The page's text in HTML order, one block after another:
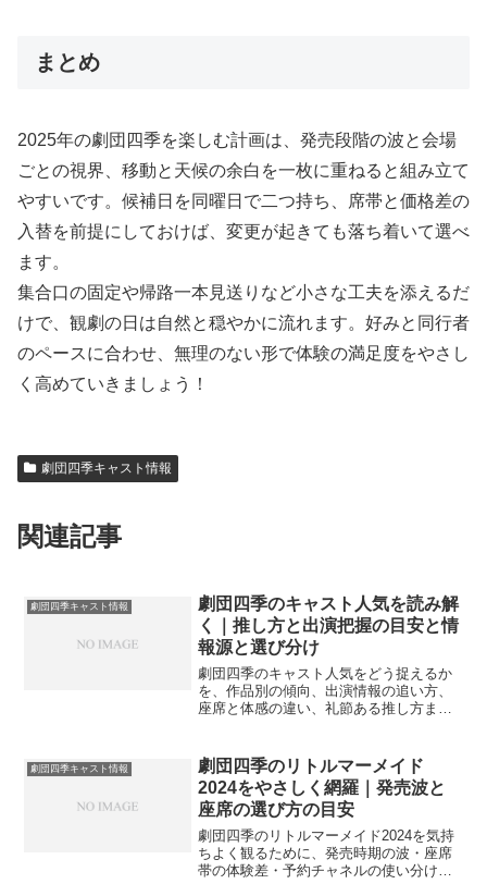
まとめ
2025年の劇団四季を楽しむ計画は、発売段階の波と会場
ごとの視界、移動と天候の余白を一枚に重ねると組み立て
やすいです。候補日を同曜日で二つ持ち、席帯と価格差の
入替を前提にしておけば、変更が起きても落ち着いて選べ
ます。
集合口の固定や帰路一本見送りなど小さな工夫を添えるだ
けで、観劇の日は自然と穏やかに流れます。好みと同行者
のペースに合わせ、無理のない形で体験の満足度をやさし
く高めていきましょう！
劇団四季キャスト情報
関連記事
劇団四季キャスト情報
劇団四季のキャスト人気を読み解
く｜推し方と出演把握の目安と情
報源と選び分け
劇団四季のキャスト人気をどう捉えるか
を、作品別の傾向、出演情報の追い方、
座席と体感の違い、礼節ある推し方まで
劇団四季キャスト情報
劇団四季のリトルマーメイド
2024をやさしく網羅｜発売波と
座席の選び方の目安
劇団四季のリトルマーメイド2024を気持
ちよく観るために、発売時期の波・座席
帯の体験差・予約チャネルの使い分け・